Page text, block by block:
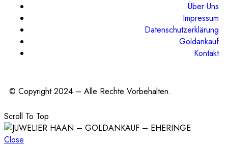
Über Uns
Impressum
Datenschutzerklärung
Goldankauf
Kontakt
© Copyright 2024 – Alle Rechte Vorbehalten.
Scroll To Top
Close